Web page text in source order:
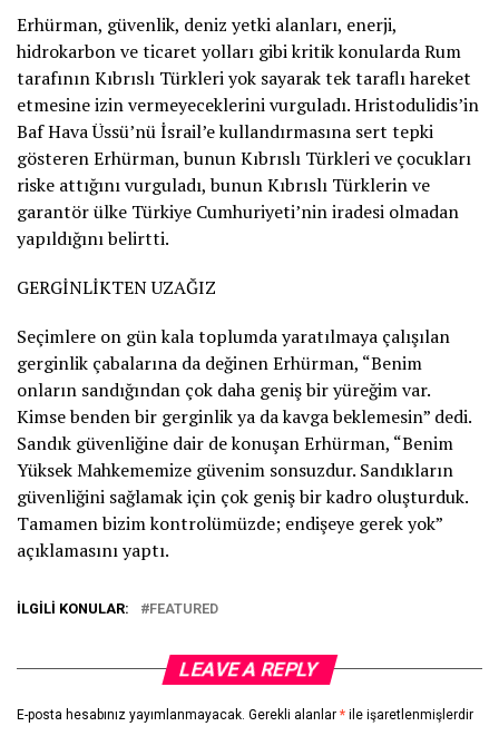
Erhürman, güvenlik, deniz yetki alanları, enerji,
hidrokarbon ve ticaret yolları gibi kritik konularda Rum
tarafının Kıbrıslı Türkleri yok sayarak tek taraflı hareket
etmesine izin vermeyeceklerini vurguladı. Hristodulidis’in
Baf Hava Üssü’nü İsrail’e kullandırmasına sert tepki
gösteren Erhürman, bunun Kıbrıslı Türkleri ve çocukları
riske attığını vurguladı, bunun Kıbrıslı Türklerin ve
garantör ülke Türkiye Cumhuriyeti’nin iradesi olmadan
yapıldığını belirtti.
GERGİNLİKTEN UZAĞIZ
Seçimlere on gün kala toplumda yaratılmaya çalışılan
gerginlik çabalarına da değinen Erhürman, “Benim
onların sandığından çok daha geniş bir yüreğim var.
Kimse benden bir gerginlik ya da kavga beklemesin” dedi.
Sandık güvenliğine dair de konuşan Erhürman, “Benim
Yüksek Mahkememize güvenim sonsuzdur. Sandıkların
güvenliğini sağlamak için çok geniş bir kadro oluşturduk.
Tamamen bizim kontrolümüzde; endişeye gerek yok”
açıklamasını yaptı.
İLGILI KONULAR: FEATURED
LEAVE A REPLY
E-posta hesabınız yayımlanmayacak. Gerekli alanlar * ile işaretlenmişlerdir